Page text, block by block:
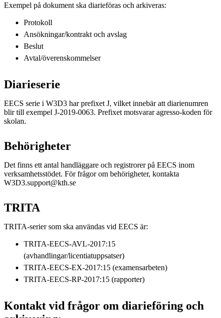
Exempel på dokument ska diarieföras och arkiveras:
Protokoll
Ansökningar/kontrakt och avslag
Beslut
Avtal/överenskommelser
Diarieserie
EECS serie i W3D3 har prefixet J, vilket innebär att diarienumren
blir till exempel J-2019-0063. Prefixet motsvarar agresso-koden för
skolan.
Behörigheter
Det finns ett antal handläggare och registrorer på EECS inom
verksamhetsstödet. För frågor om behörigheter, kontakta
W3D3.support@kth.se
TRITA
TRITA-serier som ska användas vid EECS är:
TRITA-EECS-AVL-2017:15
(avhandlingar/licentiatuppsatser)
TRITA-EECS-EX-2017:15 (examensarbeten)
TRITA-EECS-RP-2017:15 (rapporter)
Kontakt vid frågor om diarieföring och